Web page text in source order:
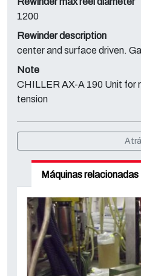
1200
Rewinder description
center and surface driven.
Note
CHILLER AX-A 190 Unit for
tension
Máquinas relacionadas